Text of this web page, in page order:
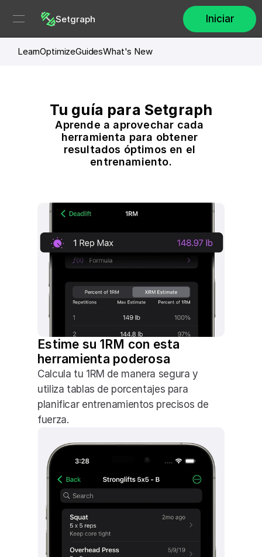
Setgraph Iniciar
OptimizeGuidesWhat's New
Learn
Tu guía para Setgraph
Aprende a aprovechar cada
herramienta para obtener
resultados óptimos en el
entrenamiento.
Estime su 1RM con esta
herramienta poderosa
Calcula tu 1RM de manera segura y
utiliza tablas de porcentajes para
planificar entrenamientos precisos de
fuerza.